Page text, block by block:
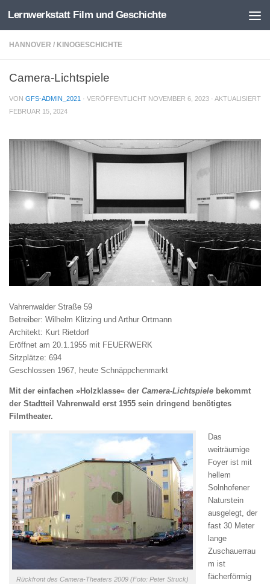
Zum Inhalt springen
Lernwerkstatt Film und Geschichte
HANNOVER / KINOGESCHICHTE
Camera-Lichtspiele
VON GFS-ADMIN_2021 · VERÖFFENTLICHT NOVEMBER 6, 2023 · AKTUALISIERT
FEBRUAR 15, 2024
Vahrenwalder Straße 59
Betreiber: Wilhelm Klitzing und Arthur Ortmann
Architekt: Kurt Rietdorf
Eröffnet am 20.1.1955 mit FEUERWERK
Sitzplätze: 694
Geschlossen 1967, heute Schnäppchenmarkt
Mit der einfachen »Holzklasse« der Camera-Lichtspiele bekommt
der Stadtteil Vahrenwald erst 1955 sein dringend benötigtes
Filmtheater.
Rückfront des Camera-Theaters 2009 (Foto: Peter Struck)
Das
weiträumige
Foyer ist mit
hellem
Solnhofener
Naturstein
ausgelegt, der
fast 30 Meter
lange
Zuschauerrau
m ist
fächerförmig